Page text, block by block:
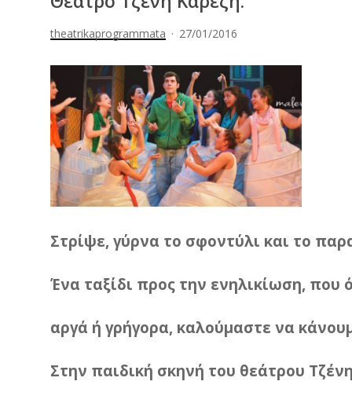
theatrikaprogrammata 27/01/2016
Στρίψε, γύρνα το σφοντύλι και το
Ένα ταξίδι προς την ενηλικίωση, που
αργά ή γρήγορα, καλούμαστε να
Στην παιδική σκηνή του θεάτρου